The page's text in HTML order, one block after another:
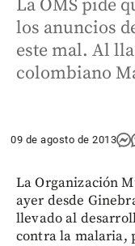
La OMS pide
los anuncios
este mal. Al
colombiano
09 de agosto de 2013
La Organización
ayer desde
llevado al
contra la malaria,